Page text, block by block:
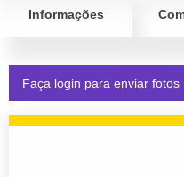
Informações
Faça login para enviar fotos